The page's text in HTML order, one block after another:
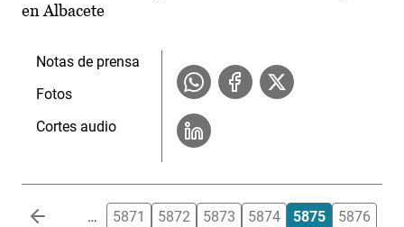
en Albacete
Notas de prensa
Fotos
Cortes audio
Paginación … 5871 5872 5873 5874 5875
5876